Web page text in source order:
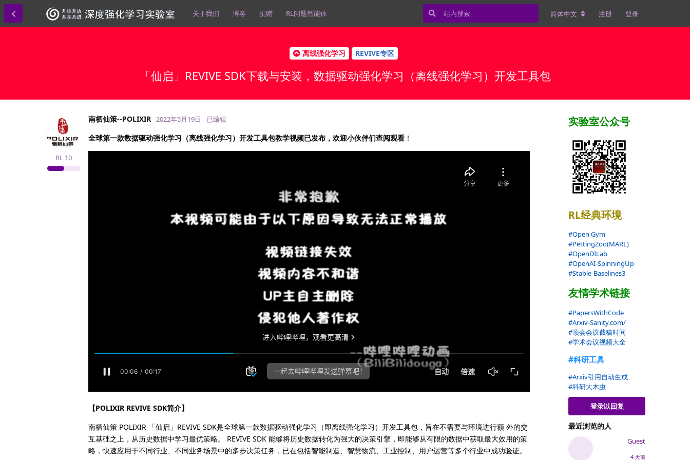
关于我们 博客 捐赠 RL问题智能体 简体中文 注册 登录
离线强化学习 REVIVE专区
「仙启」REVIVE SDK下载与安装，数据驱动强化学习（离线强化学习）开发工具包
实验室公众号
RL经典环境
#Open Gym
#PettingZoo(MARL)
#OpenDILab
#OpenAI-SpinningUp
#Stable-Baselines3
友情学术链接
#PapersWithCode
#Arxiv-Sanity.com/
#顶会会议截稿时间
#学术会议视频大全
#科研工具
#Arxiv引用自动生成
#科研大木虫
登录以回复
最近浏览的人
Guest
4 天前
南栖仙策--POLIXIR
RL 10
2022年5月19日 已编辑
全球第一款数据驱动强化学习（离线强化学习）开发工具包教学视频已发布，欢迎小伙伴们查阅观看 ！
【POLIXIR REVIVE SDK简介】
南栖仙策 POLIXIR 「仙启」REVIVE SDK是全球第一款数据驱动强化学习（即离线强化学习）开发工具包，旨在不需要与环境进行额 外的交
互基础之上，从历史数据中学习最优策略。 REVIVE SDK 能够将历史数据转化为强大的决策引擎，即能够从有限的数据中获取最大效用的策
略，快速应用于不同行业、不同业务场景中的多步决策任务，已在包括智能制造、智慧物流、工业控制、用户运营等多个行业中成功验证。